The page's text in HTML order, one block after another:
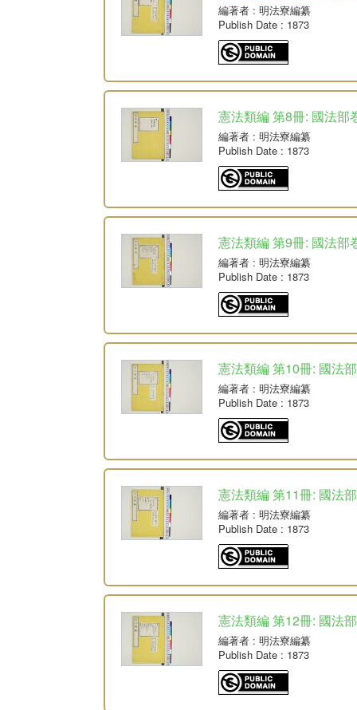
編著者 : 明法寮編纂
Publish Date : 1873
憲法類編 第8冊: 國法部
編著者 : 明法寮編纂
Publish Date : 1873
憲法類編 第9冊: 國法部
編著者 : 明法寮編纂
Publish Date : 1873
憲法類編 第10冊: 國法
編著者 : 明法寮編纂
Publish Date : 1873
憲法類編 第11冊: 國法
編著者 : 明法寮編纂
Publish Date : 1873
憲法類編 第12冊: 國法
編著者 : 明法寮編纂
Publish Date : 1873